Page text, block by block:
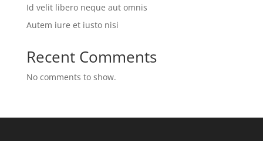
Id velit libero neque aut omnis
Autem iure et iusto nisi
Recent Comments
No comments to show.